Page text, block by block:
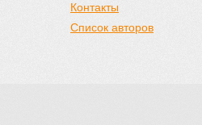
Контакты
Список авторов